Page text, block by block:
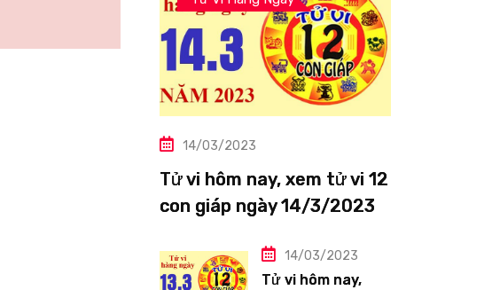
14/03/2023
Tử vi hôm nay, xem tử vi 12
con giáp ngày 14/3/2023:
sáng
14/03/2023
Tử vi hôm nay,